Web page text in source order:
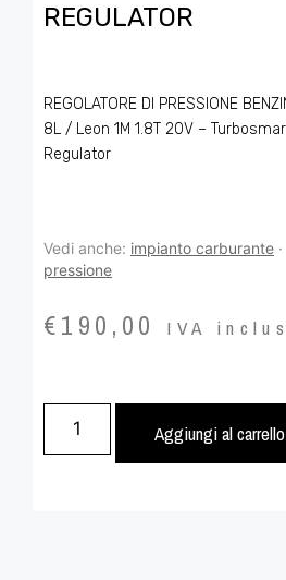
REGULATOR
REGOLATORE DI PRESSIONE
8L / Leon 1M 1.8T 20V –
Regulator
Vedi anche: impianto carburante ·
pressione
€190,00 IVA
Aggiungi al carrello